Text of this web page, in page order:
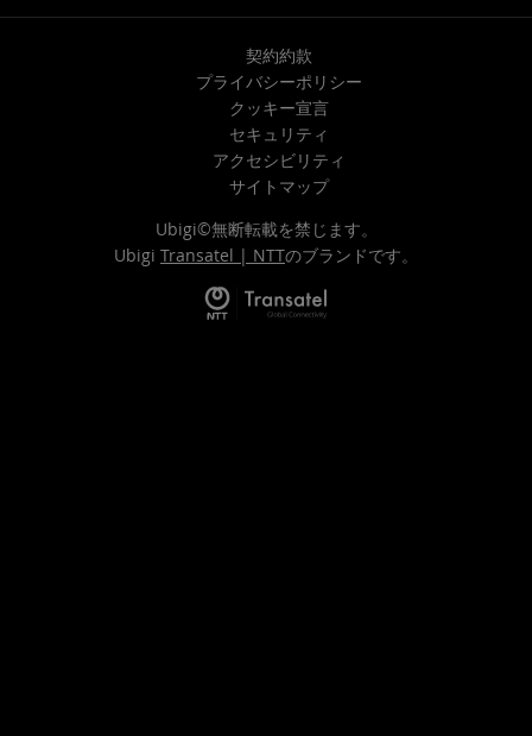
契約約款
プライバシーポリシー
クッキー宣言
セキュリティ
アクセシビリティ
サイトマップ
Ubigi©無断転載を禁じます。
Ubigi Transatel | NTTのブランドです。